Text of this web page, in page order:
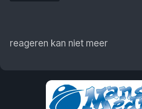
reageren kan niet meer